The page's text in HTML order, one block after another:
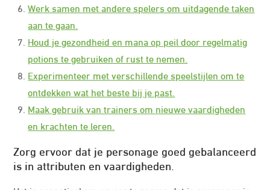
Werk samen met andere spelers om uitdagende taken
aan te gaan.
Houd je gezondheid en mana op peil door regelmatig
potions te gebruiken of rust te nemen.
Experimenteer met verschillende speelstijlen om te
ontdekken wat het beste bij je past.
Maak gebruik van trainers om nieuwe vaardigheden
en krachten te leren.
Zorg ervoor dat je personage goed gebalanceerd
is in attributen en vaardigheden.